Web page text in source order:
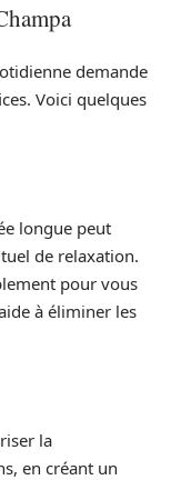
demande
Voici quelques
longue peut
de relaxation.
pour vous
à éliminer les
la
en créant un